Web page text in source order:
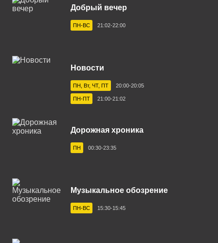
Владимир 101.8 FM
Волгоград 103.6 FM
Вологда 101.0 FM
Волхов 102.2 FM
Выборг 106.7 FM
Геленджик 102.9 FM
Горно-Алтайск 103.4 FM
Добрый вечер
ПН-ВС 21:02-22:00
Новости
ПН, Вт, ЧТ, ПТ 20:00-20:05
ПН-ПТ 21:00-21:02
Дорожная хроника
ПН 00:30-23:35
Музыкальное обозрение
ПН-ВС 15:30-15:45